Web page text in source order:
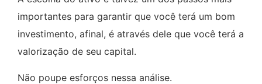
importantes para garantir que você terá um bom
investimento, afinal, é através dele que você terá a
valorização de seu capital.
Não poupe esforços nessa análise.